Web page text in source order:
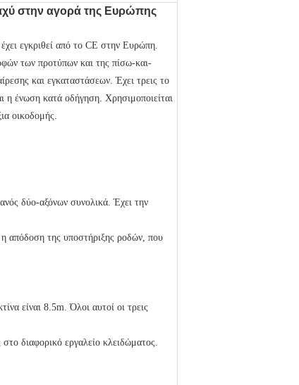
στην αγορά της Ευρώπης
εγκριθεί από το CE στην Ευρώπη.
των προτύπων και της πίσω-και-
και εγκαταστάσεων. Έχει τρεις το
η ένωση κατά οδήγηση. Χρησιμοποιείται
οικοδομής.
δύο-αξόνων συνολικά. Έχει την
η απόδοση της υποστήριξης ροδών, που
είναι 8.5m. Όλοι αυτοί οι τρεις
διαφορικό εργαλείο κλειδώματος.